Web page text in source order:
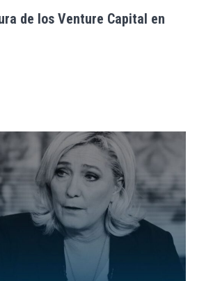
de los Venture Capital en